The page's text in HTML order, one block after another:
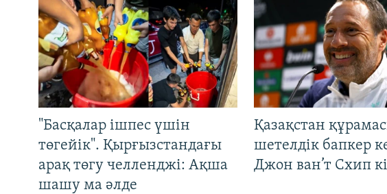
"Басқалар ішпес үшін
төгейік". Қырғызстандағы
арақ төгу челленджі: Ақша
шашу ма әлде
Қазақстан
шетелдік бапкер
Джон ван’т Схип